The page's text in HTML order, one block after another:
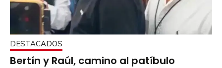
DESTACADOS
Bertín y Raúl, camino al patíbulo